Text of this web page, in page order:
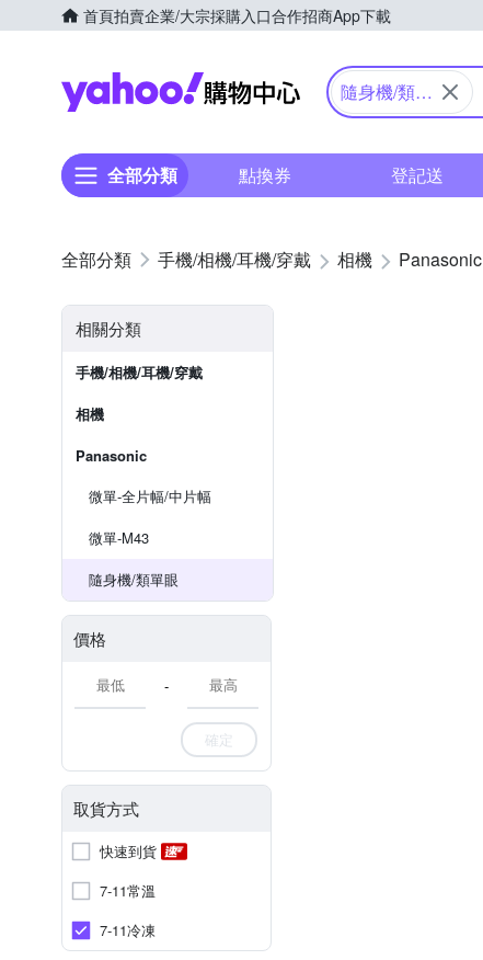
首頁拍賣企業/大宗採購入口合作招商App下載
Yahoo購物中心
隨身機/類單
全部分類 點換券 登記送
手機/相機/耳機/穿戴 相機 Panasonic
相關分類
手機/相機/耳機/穿戴
相機
Panasonic
微單-全片幅/中片幅
微單-M43
隨身機/類單眼
價格
-
確定
取貨方式
快速到貨
7-11常溫
7-11冷凍